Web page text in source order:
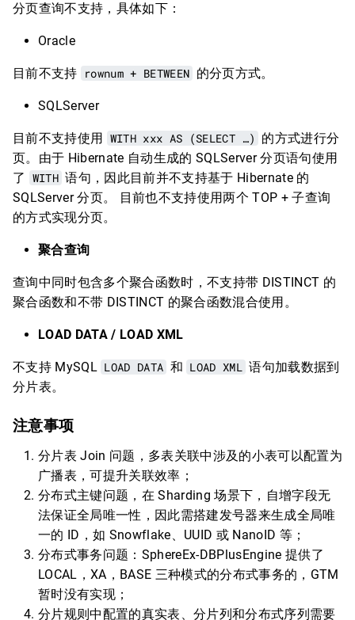
分页查询不支持，具体如下：
Oracle
目前不支持 rownum + BETWEEN 的分页方式。
SQLServer
目前不支持使用 WITH xxx AS (SELECT …) 的方式进行分
页。由于 Hibernate 自动生成的 SQLServer 分页语句使用
了 WITH 语句，因此目前并不支持基于 Hibernate 的
SQLServer 分页。 目前也不支持使用两个 TOP + 子查询
的方式实现分页。
聚合查询
查询中同时包含多个聚合函数时，不支持带 DISTINCT 的
聚合函数和不带 DISTINCT 的聚合函数混合使用。
LOAD DATA / LOAD XML
不支持 MySQL LOAD DATA 和 LOAD XML 语句加载数据到
分片表。
注意事项
分片表 Join 问题，多表关联中涉及的小表可以配置为
广播表，可提升关联效率；
分布式主键问题，在 Sharding 场景下，自增字段无
法保证全局唯一性，因此需搭建发号器来生成全局唯
一的 ID，如 Snowflake、UUID 或 NanoID 等；
分布式事务问题：SphereEx-DBPlusEngine 提供了
LOCAL，XA，BASE 三种模式的分布式事务的，GTM
暂时没有实现；
分片规则中配置的真实表、分片列和分布式序列需要